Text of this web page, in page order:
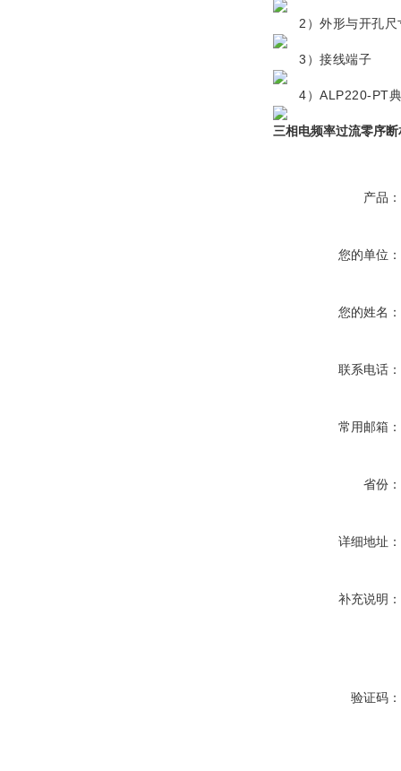
2）外形与开孔尺
3）接线端子
4）ALP220-PT典
三相电频率过流零序
产品：
您的单位：
您的姓名：
联系电话：
常用邮箱：
省份：
详细地址：
补充说明：
验证码：